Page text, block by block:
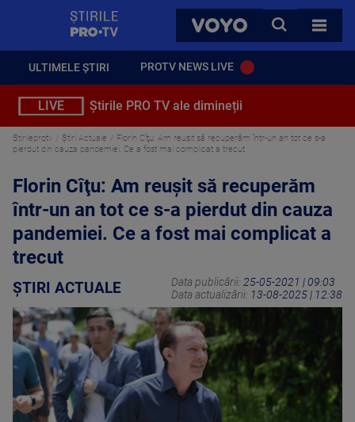
VOYO
CAUTA
TOATE
ULTIMELE ȘTIRI PROTV NEWS LIVE
LIVE Știrile PRO TV ale dimineții
Stirileprotv Știri Actuale
Florin Cîţu: Am reuşit să recuperăm într-un an tot ce s-a
pierdut din cauza pandemiei. Ce a fost mai complicat a trecut
Florin Cîţu: Am reuşit să recuperăm
într-un an tot ce s-a pierdut din cauza
pandemiei. Ce a fost mai complicat a
trecut
ȘTIRI ACTUALE Data publicării: 25-05-2021 | 09:03
Data actualizării: 13-08-2025 | 12:38